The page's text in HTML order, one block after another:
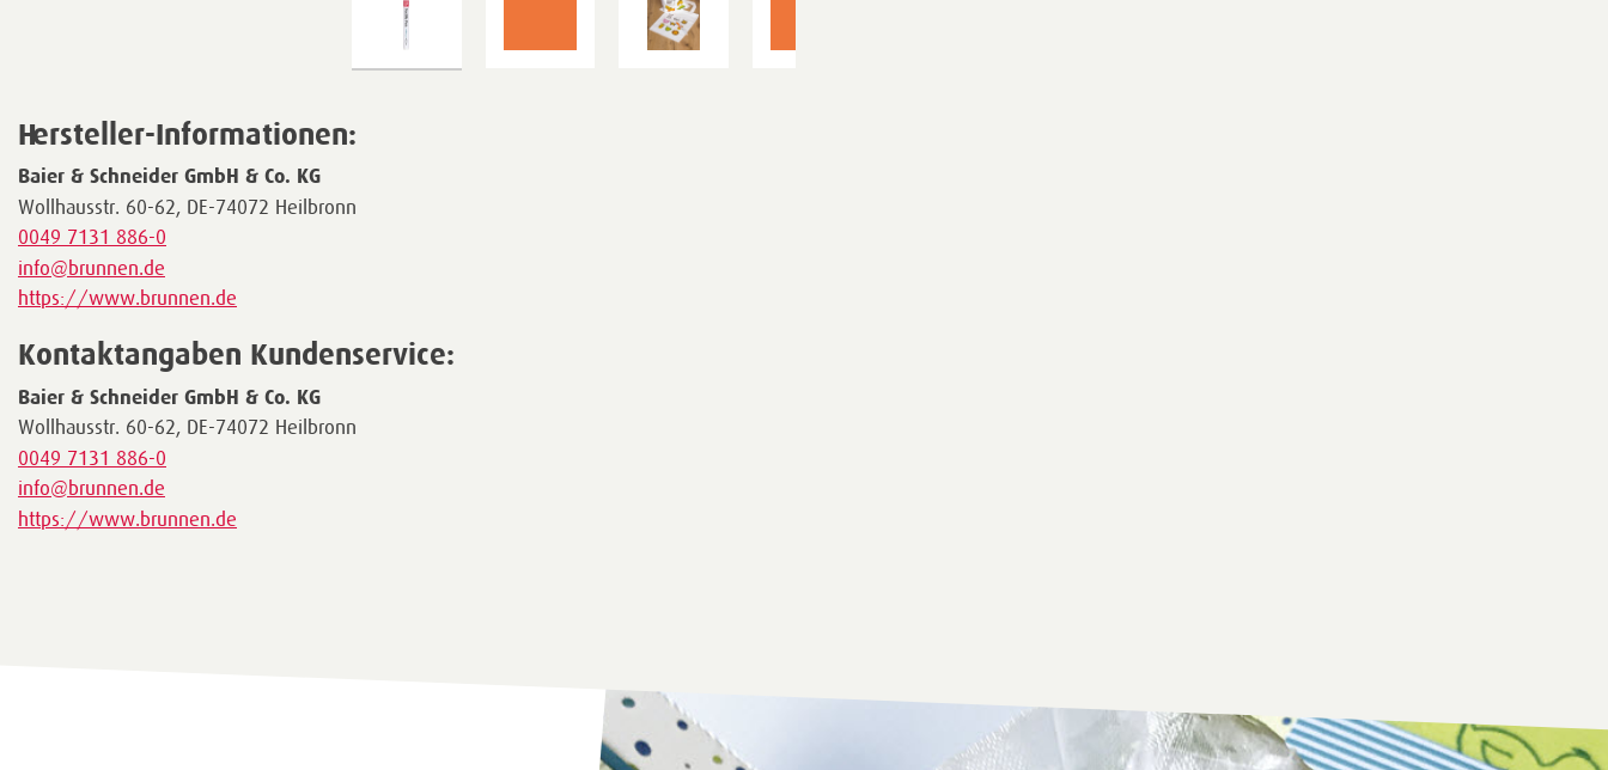
Hersteller-Informationen:
Baier & Schneider GmbH & Co. KG
Wollhausstr. 60-62, DE-74072 Heilbronn
0049 7131 886-0
info@brunnen.de
https://www.brunnen.de
Kontaktangaben Kundenservice:
Baier & Schneider GmbH & Co. KG
Wollhausstr. 60-62, DE-74072 Heilbronn
0049 7131 886-0
info@brunnen.de
https://www.brunnen.de